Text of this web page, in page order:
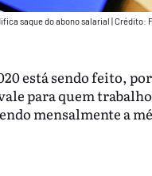
saque do abono salarial |Crédito:
está sendo feito,
para quem
mensalmente a